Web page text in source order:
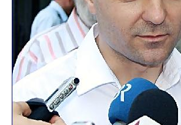
PŘÍSPĚVKY NA PROVOZ
SOCIÁLNÍ SÍTĚ
RUBRIKY
PLNÁ VERZE STRÁNEK